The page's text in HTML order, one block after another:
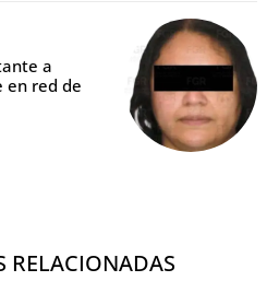
a
en red de
RELACIONADAS